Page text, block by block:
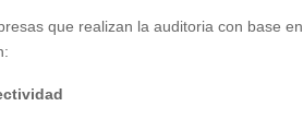
que realizan la auditoria con base